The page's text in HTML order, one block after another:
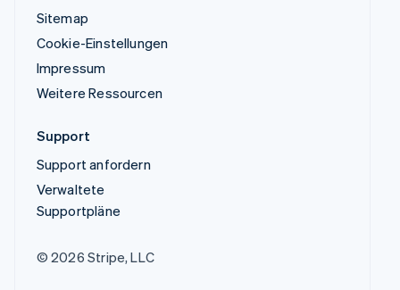
Sitemap
Cookie-Einstellungen
Impressum
Weitere Ressourcen
Support
Support anfordern
Verwaltete
Supportpläne
© 2026 Stripe, LLC